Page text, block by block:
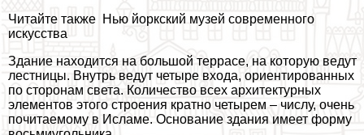
Читайте также Нью йоркский музей современного
искусства
Здание находится на большой террасе, на которую ведут
лестницы. Внутрь ведут четыре входа, ориентированных
по сторонам света. Количество всех архитектурных
элементов этого строения кратно четырем – числу, очень
почитаемому в Исламе. Основание здания имеет форму